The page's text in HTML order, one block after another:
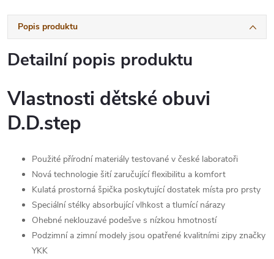
Popis produktu
Detailní popis produktu
Vlastnosti dětské obuvi
D.D.step
Použité přírodní materiály testované v české laboratoři
Nová technologie šití zaručující flexibilitu a komfort
Kulatá prostorná špička poskytující dostatek místa pro prsty
Speciální stélky absorbující vlhkost a tlumící nárazy
Ohebné neklouzavé podešve s nízkou hmotností
Podzimní a zimní modely jsou opatřené kvalitními zipy značky
YKK